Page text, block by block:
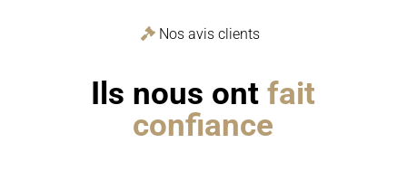
Nos avis clients
Ils nous ontfait
confiance